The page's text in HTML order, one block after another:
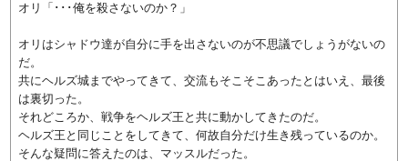
オリ「･･･俺を殺さないのか？」
オリはシャドウ達が自分に手を出さないのが不思議でしょうがないの
だ。
共にヘルズ城までやってきて、交流もそこそこあったとはいえ、最後
は裏切った。
それどころか、戦争をヘルズ王と共に動かしてきたのだ。
ヘルズ王と同じことをしてきて、何故自分だけ生き残っているのか。
そんな疑問に答えたのは、マッスルだった。